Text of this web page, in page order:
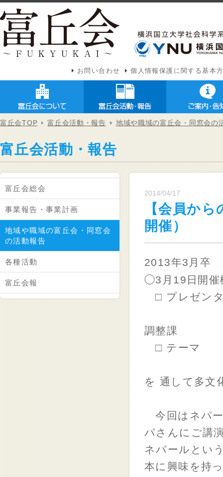
お問い合わせ 個人情報保護に関する基本
富丘会TOP 富丘会活動・報告 地域や職域の富丘会・同窓会の
富丘会活動・報告
富丘会総会
事業報告・事業計画
地域や職域の富丘会・同窓会
の活動報告
各種活動
富丘会報
2014/04/17
【会員か
開催）
2013年3月卒
◯3月19日開催
□ プレゼン
調整課
□ テーマ
を 通して多文
今回はネパー
パさんにご講
ネパールとい
本に興味を持